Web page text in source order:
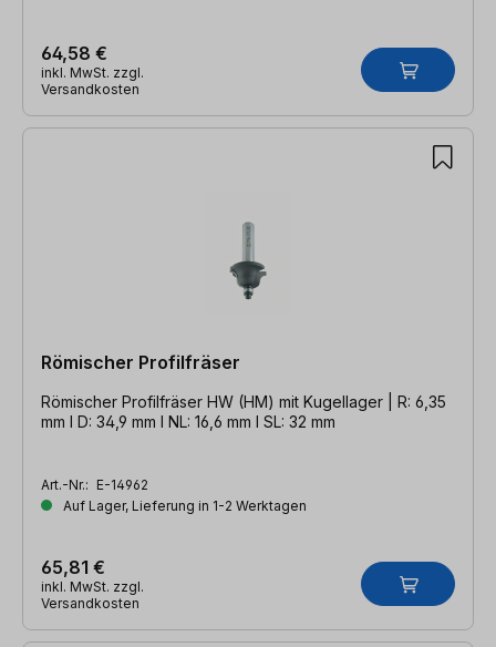
64,58 €
inkl. MwSt. zzgl.
Versandkosten
Römischer Profilfräser
Römischer Profilfräser HW (HM) mit Kugellager | R: 6,35
mm l D: 34,9 mm l NL: 16,6 mm l SL: 32 mm
Art.-Nr.: E-14962
Auf Lager, Lieferung in 1-2 Werktagen
65,81 €
inkl. MwSt. zzgl.
Versandkosten